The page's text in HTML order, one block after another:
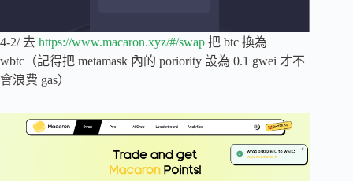
4-2/ 去 https://www.macaron.xyz/#/swap 把 btc 換為
wbtc（記得把 metamask 內的 poriority 設為 0.1 gwei 才不
會浪費 gas）